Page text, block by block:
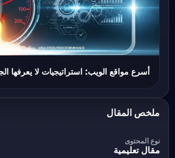
أسرع مواقع الويب: استراتيجيات لا يعرفها
ملخص المقال
نوع المحتوى
مقال تعليمية